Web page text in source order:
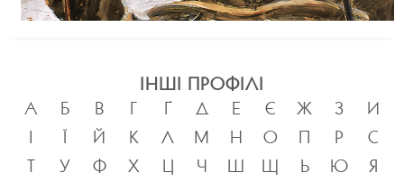
ІНШІ ПРОФІЛІ
А
Б В Г Ґ Д Е Є Ж З
И
І
Ї Й К Л М Н О П Р
С
Т
У Ф Х Ц Ч Ш Щ Ь Ю Я